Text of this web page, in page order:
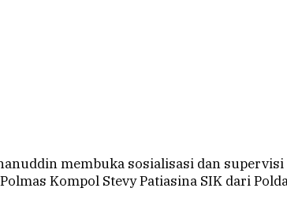
membuka sosialisasi dan
Kompol Stevy Patiasina SIK dari